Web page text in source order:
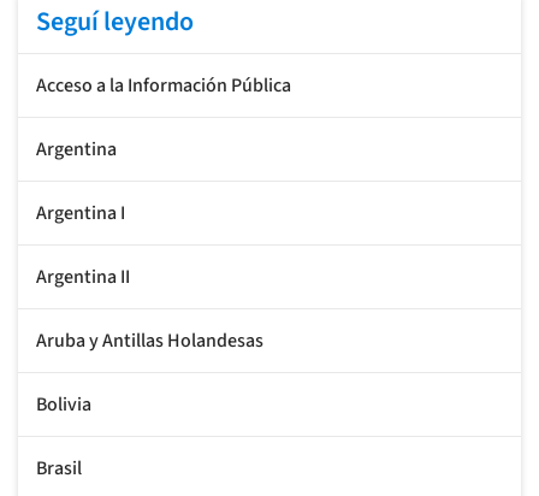
Seguí leyendo
Acceso a la Información Pública
Argentina
Argentina I
Argentina II
Aruba y Antillas Holandesas
Bolivia
Brasil